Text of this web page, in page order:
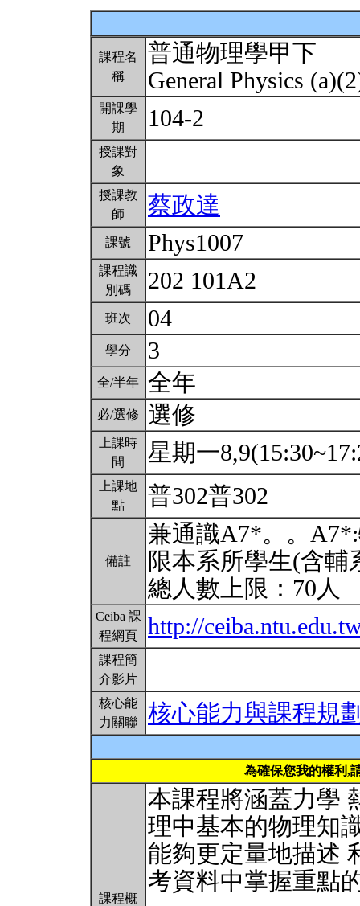
課程名
稱
普通物理學甲下
General Physics
開課學
期
104-2
授課對
象
授課教
師
蔡政達
課號 Phys1007
課程識
別碼
202 101A2
班次 04
學分 3
全/半年 全年
必/選修 選修
上課時
間
星期一
上課地
點
普302普302
備註
兼通識A7*。。
限本系所學生(含輔
總人數上限：70人
Ceiba 課
程網頁
http://
課程簡
介影片
核心能
力關聯
核心能力與課程規
為確保您我的權利,
課程概
本課程將涵蓋力學
理中基本的物理知
能夠更定量地描述
考資料中掌握重點